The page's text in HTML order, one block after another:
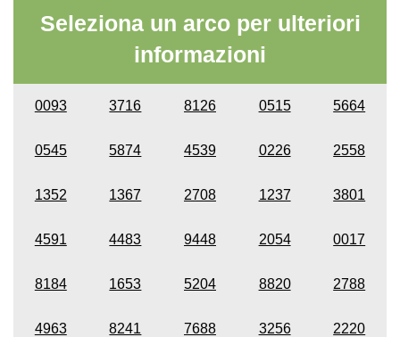
Seleziona un arco per ulteriori
informazioni
0093 3716 8126 0515 5664
0545 5874 4539 0226 2558
1352 1367 2708 1237 3801
4591 4483 9448 2054 0017
8184 1653 5204 8820 2788
4963 8241 7688 3256 2220